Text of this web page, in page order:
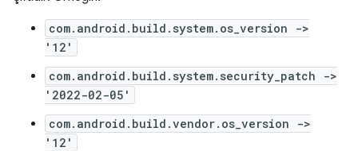
com.android.build.system.os_version ->
'12'
com.android.build.system.security_patch ->
'2022-02-05'
com.android.build.vendor.os_version ->
'12'